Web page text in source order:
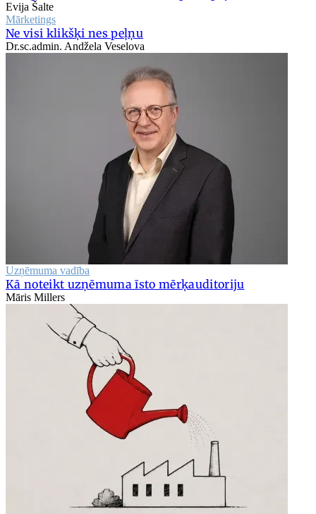
Evija Šalte
Mārketings
Ne visi klikšķi nes peļņu
Dr.sc.admin. Andžela Veselova
Uzņēmuma vadība
Kā noteikt uzņēmuma īsto mērķauditoriju
Māris Millers